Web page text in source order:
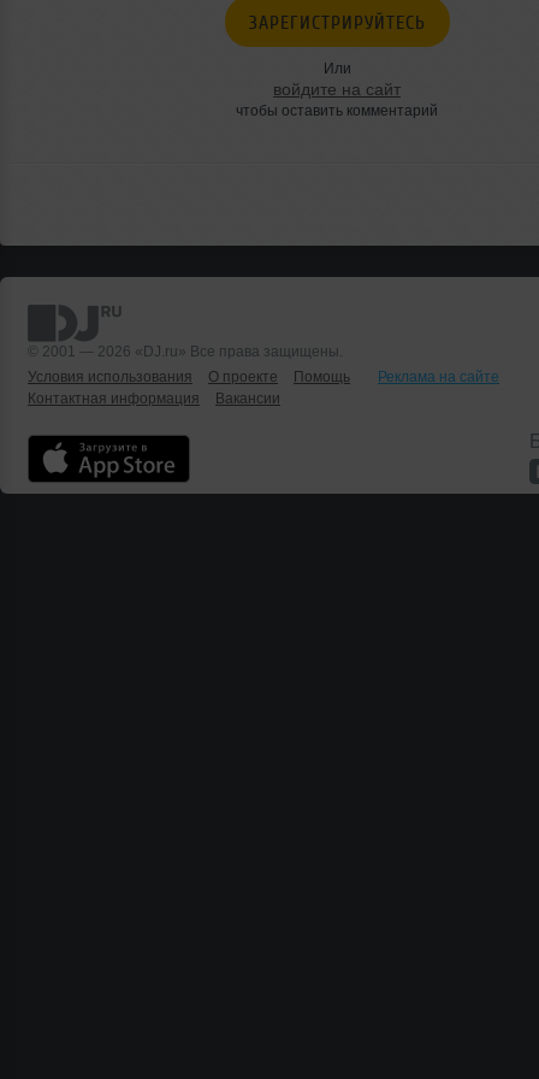
ЗАРЕГИСТРИРУЙТЕСЬ
Или
войдите на сайт
чтобы оставить комментарий
© 2001 — 2026 «DJ.ru» Все права защищены.
Условия использования
О проекте Помощь
Реклама на сайте
Контактная информация
Вакансии